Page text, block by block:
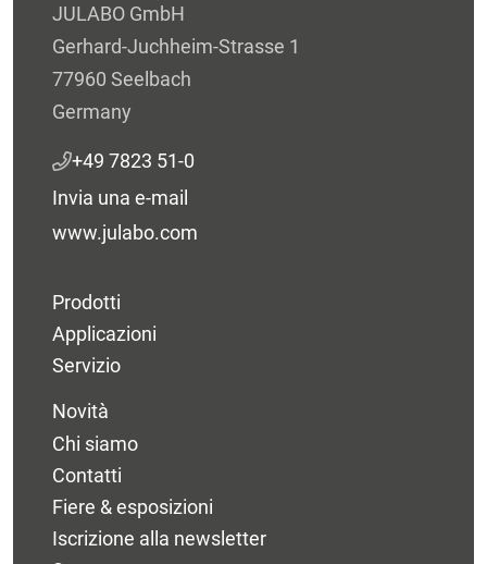
JULABO GmbH
Gerhard-Juchheim-Strasse 1
77960 Seelbach
Germany
+49 7823 51-0
Invia una e-mail
www.julabo.com
Prodotti
Applicazioni
Servizio
Novità
Chi siamo
Contatti
Fiere & esposizioni
Iscrizione alla newsletter